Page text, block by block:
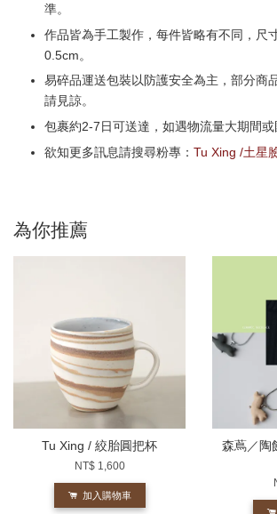
準。
作品皆為手工製作，每件皆略有不同，尺
0.5cm。
易碎品運送包裝以防護安全為主，部分商
請見諒。
包裹約2-7日可送達，如遇物流量大期間或
欲知更多訊息請搜尋粉專： Tu Xing /土星
為你推薦
Tu Xing / 絞胎圓把杯
NT$ 1,600
加入購物車
森蔦／陶